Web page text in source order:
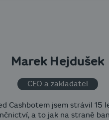
Marek Hejdušek
CEO a zakladatel
Cashbotem jsem strávil 15
a to jak na straně